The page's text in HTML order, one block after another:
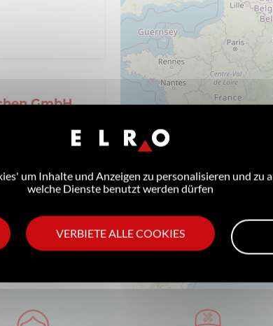
GmbH
um Inhalte und Anzeigen zu personalisieren und zu
welche Dienste benutzt werden dürfen
VERBIETE ALLE COOKIES